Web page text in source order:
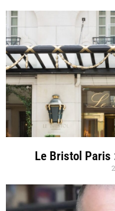
Le Bristol Paris